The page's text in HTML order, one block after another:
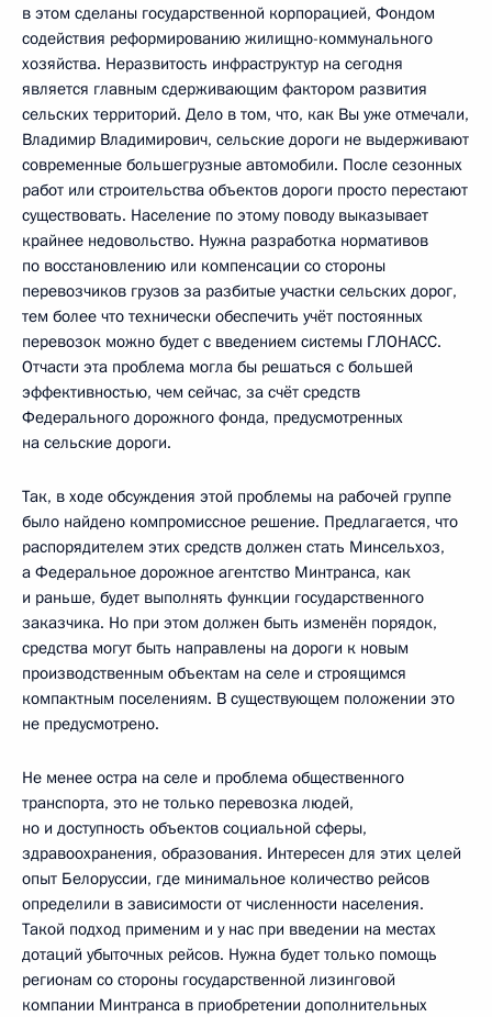
в этом сделаны государственной корпорацией, Фондом
содействия реформированию жилищно-коммунального
хозяйства. Неразвитость инфраструктур на сегодня
является главным сдерживающим фактором развития
сельских территорий. Дело в том, что, как Вы уже отмечали,
Владимир Владимирович, сельские дороги не выдерживают
современные большегрузные автомобили. После сезонных
работ или строительства объектов дороги просто перестают
существовать. Население по этому поводу выказывает
крайнее недовольство. Нужна разработка нормативов
по восстановлению или компенсации со стороны
перевозчиков грузов за разбитые участки сельских дорог,
тем более что технически обеспечить учёт постоянных
перевозок можно будет с введением системы ГЛОНАСС.
Отчасти эта проблема могла бы решаться с большей
эффективностью, чем сейчас, за счёт средств
Федерального дорожного фонда, предусмотренных
на сельские дороги.
Так, в ходе обсуждения этой проблемы на рабочей группе
было найдено компромиссное решение. Предлагается, что
распорядителем этих средств должен стать Минсельхоз,
а Федеральное дорожное агентство Минтранса, как
и раньше, будет выполнять функции государственного
заказчика. Но при этом должен быть изменён порядок,
средства могут быть направлены на дороги к новым
производственным объектам на селе и строящимся
компактным поселениям. В существующем положении это
не предусмотрено.
Не менее остра на селе и проблема общественного
транспорта, это не только перевозка людей,
но и доступность объектов социальной сферы,
здравоохранения, образования. Интересен для этих целей
опыт Белоруссии, где минимальное количество рейсов
определили в зависимости от численности населения.
Такой подход применим и у нас при введении на местах
дотаций убыточных рейсов. Нужна будет только помощь
регионам со стороны государственной лизинговой
компании Минтранса в приобретении дополнительных